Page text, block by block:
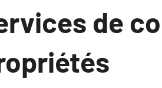
de